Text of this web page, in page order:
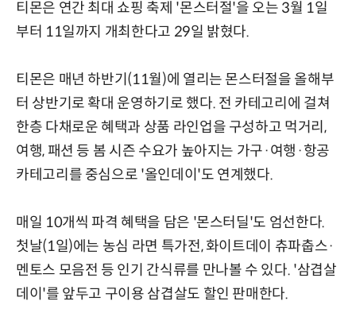
티몬은 연간 최대 쇼핑 축제 '몬스터절'을 오는 3월 1일
부터 11일까지 개최한다고 29일 밝혔다.
티몬은 매년 하반기(11월)에 열리는 몬스터절을 올해부
터 상반기로 확대 운영하기로 했다. 전 카테고리에 걸쳐
한층 다채로운 혜택과 상품 라인업을 구성하고 먹거리,
여행, 패션 등 봄 시즌 수요가 높아지는 가구·여행·항공
카테고리를 중심으로 '올인데이'도 연계했다.
매일 10개씩 파격 혜택을 담은 '몬스터딜'도 엄선한다.
첫날(1일)에는 농심 라면 특가전, 화이트데이 츄파춥스·
멘토스 모음전 등 인기 간식류를 만나볼 수 있다. '삼겹살
데이'를 앞두고 구이용 삼겹살도 할인 판매한다.